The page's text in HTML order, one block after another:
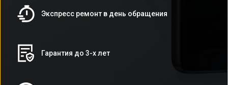
Экспресс ремонт в день обращения
Гарантия до 3-х лет